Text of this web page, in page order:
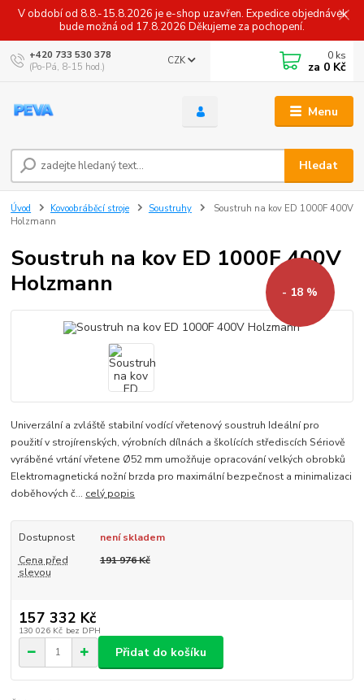
V období od 8.8.-15.8.2026 je e-shop uzavřen. Expedice objednávek
bude možná od 17.8.2026 Děkujeme za pochopení.
Menu
CZK
Hledat
+420 733 530 378
(Po-Pá, 8-15 hod.)
0 ks
za 0 Kč
Úvod Kovoobráběcí stroje Soustruhy
Soustruh na kov ED 1000F 400V
Holzmann
Soustruh na kov ED 1000F 400V
Holzmann
- 18 %
Univerzální a zvláště stabilní vodící vřetenový soustruh Ideální pro
použití v strojírenských, výrobních dílnách a školících střediscích Sériově
vyráběné vrtání vřetene Ø52 mm umožňuje opracování velkých obrobků
Elektromagnetická nožní brzda pro maximální bezpečnost a minimalizaci
doběhových č... celý popis
Dostupnost
není skladem
Cena před
slevou
191 976 Kč
157 332 Kč
130 026 Kč bez DPH
Přidat do košíku